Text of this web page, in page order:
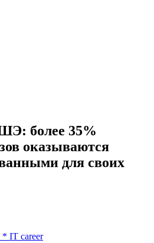
более 35%
оказываются
для своих
* IT career